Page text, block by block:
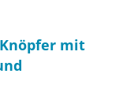
mit